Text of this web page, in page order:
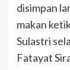
disimpan
makan
Sulastri
Fatayat